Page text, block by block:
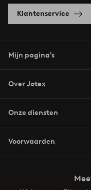
Klantenservice
Mijn pagina's
Over Jotex
Onze diensten
Voorwaarden